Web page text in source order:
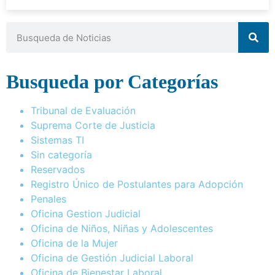
Busqueda por Categorías
Tribunal de Evaluación
Suprema Corte de Justicia
Sistemas TI
Sin categoría
Reservados
Registro Único de Postulantes para Adopción
Penales
Oficina Gestion Judicial
Oficina de Niños, Niñas y Adolescentes
Oficina de la Mujer
Oficina de Gestión Judicial Laboral